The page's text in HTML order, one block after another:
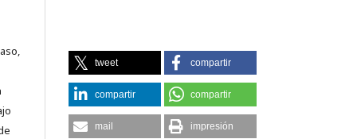
tweet compartir
compartir compartir
mail impresión